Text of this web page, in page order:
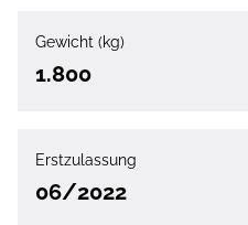
Gewicht (kg)
1.800
Erstzulassung
06/2022